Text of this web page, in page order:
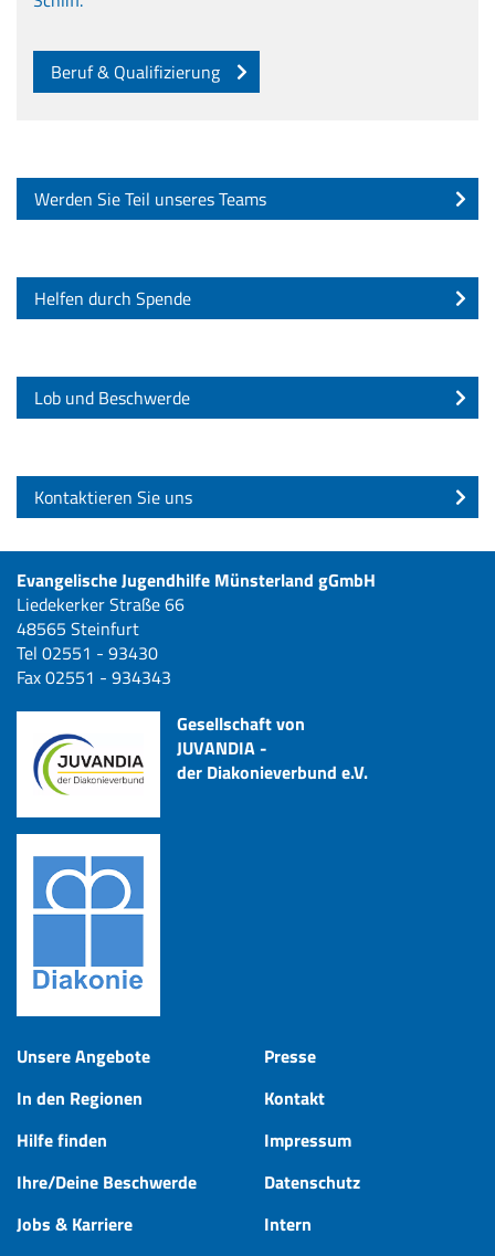
Beruf & Qualifizierung
Werden Sie Teil unseres Teams
Helfen durch Spende
Lob und Beschwerde
Kontaktieren Sie uns
Evangelische Jugendhilfe Münsterland gGmbH
Liedekerker Straße 66
48565 Steinfurt
Tel 02551 - 93430
Fax 02551 - 934343
Gesellschaft von
JUVANDIA -
der Diakonieverbund e.V.
Unsere Angebote
In den Regionen
Hilfe finden
Ihre/Deine Beschwerde
Jobs & Karriere
Presse
Kontakt
Impressum
Datenschutz
Intern